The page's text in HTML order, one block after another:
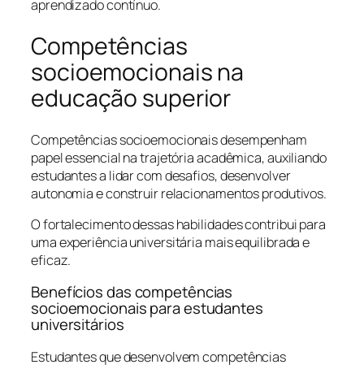
aprendizado contínuo.
Competências
socioemocionais na
educação superior
Competências socioemocionais desempenham
papel essencial na trajetória acadêmica, auxiliando
estudantes a lidar com desafios, desenvolver
autonomia e construir relacionamentos produtivos.
O fortalecimento dessas habilidades contribui para
uma experiência universitária mais equilibrada e
eficaz.
Benefícios das competências
socioemocionais para estudantes
universitários
Estudantes que desenvolvem competências